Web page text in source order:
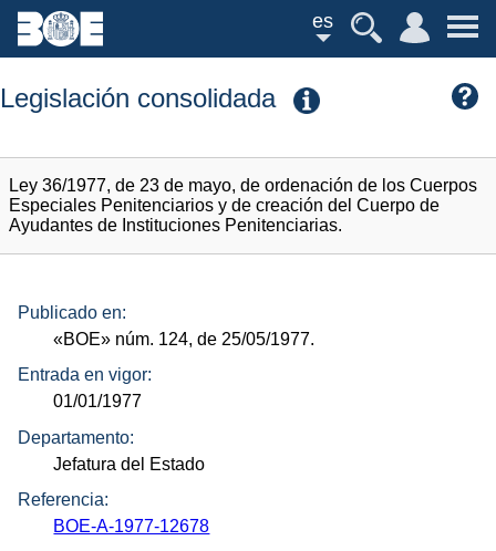
es
Legislación consolidada
Ley 36/1977, de 23 de mayo, de ordenación de los Cuerpos
Especiales Penitenciarios y de creación del Cuerpo de
Ayudantes de Instituciones Penitenciarias.
Publicado en:
«BOE» núm. 124, de 25/05/1977.
Entrada en vigor:
01/01/1977
Departamento:
Jefatura del Estado
Referencia:
BOE-A-1977-12678